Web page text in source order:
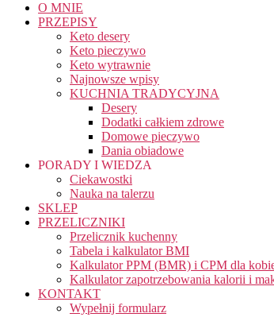
O MNIE
PRZEPISY
Keto desery
Keto pieczywo
Keto wytrawnie
Najnowsze wpisy
KUCHNIA TRADYCYJNA
Desery
Dodatki całkiem zdrowe
Domowe pieczywo
Dania obiadowe
PORADY I WIEDZA
Ciekawostki
Nauka na talerzu
SKLEP
PRZELICZNIKI
Przelicznik kuchenny
Tabela i kalkulator BMI
Kalkulator PPM (BMR) i CPM dla
Kalkulator zapotrzebowania kalorii i
KONTAKT
Wypełnij formularz